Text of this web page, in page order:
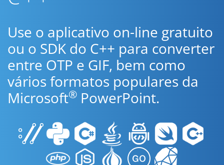
Use o aplicativo on-line gratuito
ou o SDK do C++ para converter
entre OTP e GIF, bem como
vários formatos populares da
Microsoft® PowerPoint.